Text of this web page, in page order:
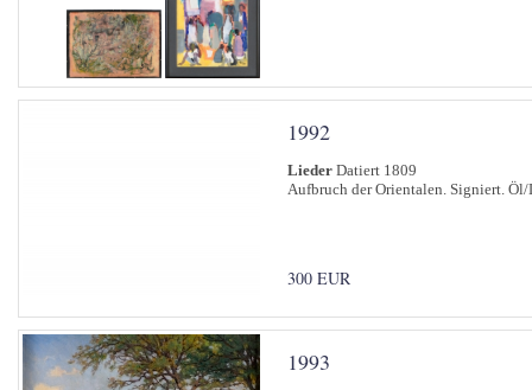
1992
Lieder Datiert 1809
Aufbruch der Orientalen. Signiert.
300 EUR
1993